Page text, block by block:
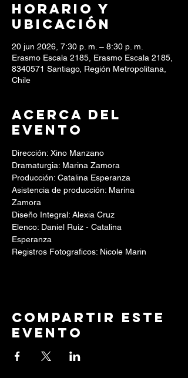
Horario y
ubicación
20 jun 2026, 7:30 p. m. – 8:30 p. m.
Erasmo Escala 2185, Erasmo Escala 2185,
8340571 Santiago, Región Metropolitana,
Chile
Acerca del
evento
Dirección: Xino Manzano
Dramaturgia: Marina Zamora
Producción: Catalina Esperanza
Asistencia de producción: Marina
Zamora
Diseño Integral: Alexia Cruz
Elenco: Daniel Ruiz - Catalina
Esperanza
Registros Fotograficos: Nicole Marin
Compartir este
evento